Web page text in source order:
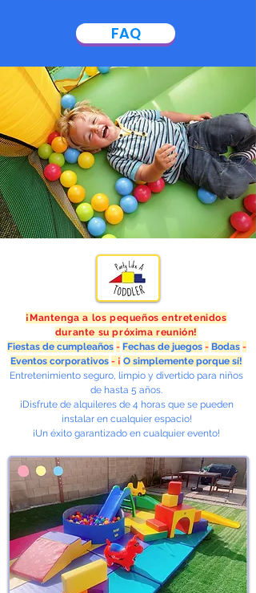
FAQ
¡Mantenga a los pequeños entretenidos
durante su próxima reunión!
Fiestas de cumpleaños - Fechas de juegos - Bodas -
Eventos corporativos - ¡ O simplemente porque sí!
Entretenimiento seguro, limpio y divertido para niños
de hasta 5 años.
¡Disfrute de alquileres de 4 horas que se pueden
instalar en cualquier espacio!
¡Un éxito garantizado en cualquier evento!